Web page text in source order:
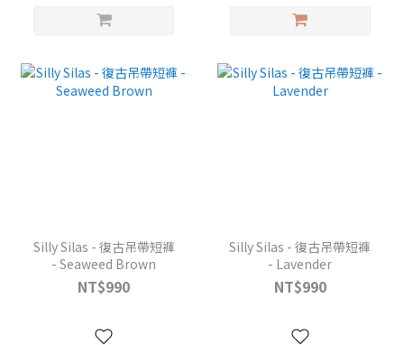
Silly Silas - 復古吊帶短褲
- Seaweed Brown
NT$990
Silly Silas - 復古吊帶短褲
- Lavender
NT$990